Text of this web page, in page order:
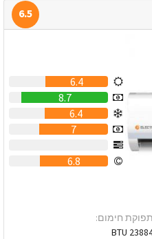
6.5
6.4
8.7
6.4
7
6.8
תפוקת חימום:
23884